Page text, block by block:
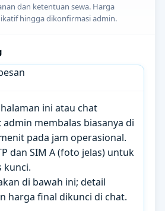
dan ketentuan sewa. Harga
hingga dikonfirmasi admin.
ini atau chat
admin membalas biasanya di
pada jam operasional.
dan SIM A (foto jelas) untuk
kunci.
di bawah ini; detail
harga final dikunci di chat.